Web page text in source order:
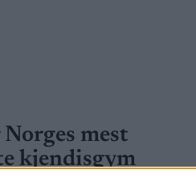
Norges mest
kjendisgym